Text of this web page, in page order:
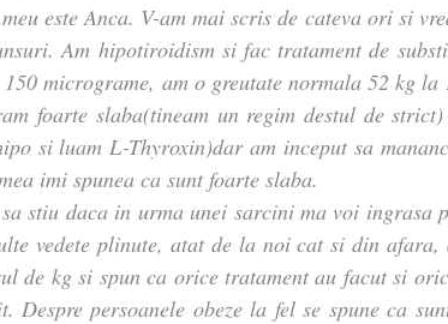
este Anca. V-am mai scris de cateva ori si
Am hipotiroidism si fac tratament de
150 micrograme, am o greutate normala 52 kg
foarte slaba(tineam un regim destul de
si luam L-Thyroxin)dar am inceput sa
imi spunea ca sunt foarte slaba.
stiu daca in urma unei sarcini ma voi ingrasa
vedete plinute, atat de la noi cat si din
de kg si spun ca orice tratament au facut si
Despre persoanele obeze la fel se spune ca